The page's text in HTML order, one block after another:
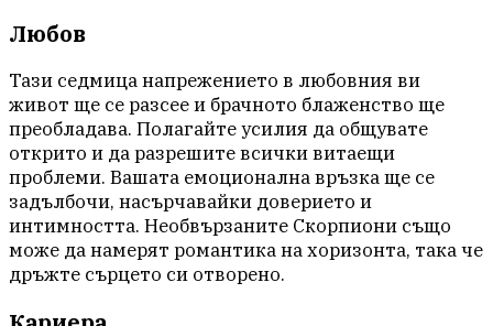
Любов
Тази седмица напрежението в любовния ви
живот ще се разсее и брачното блаженство ще
преобладава. Полагайте усилия да общувате
открито и да разрешите всички витаещи
проблеми. Вашата емоционална връзка ще се
задълбочи, насърчавайки доверието и
интимността. Необвързаните Скорпиони също
може да намерят романтика на хоризонта, така че
дръжте сърцето си отворено.